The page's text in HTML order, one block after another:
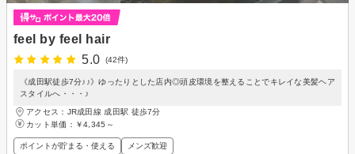
feel by feel hair
5.0
(42件)
《成田駅徒歩7分♪♪》ゆったりとした店内◎頭皮環境を整えることでキレイな美髪ヘア
スタイルへ・・・♪
アクセス：JR成田線 成田駅 徒歩7分
カット単価： ￥4,345～
ポイントが貯まる・使える メンズ歓迎